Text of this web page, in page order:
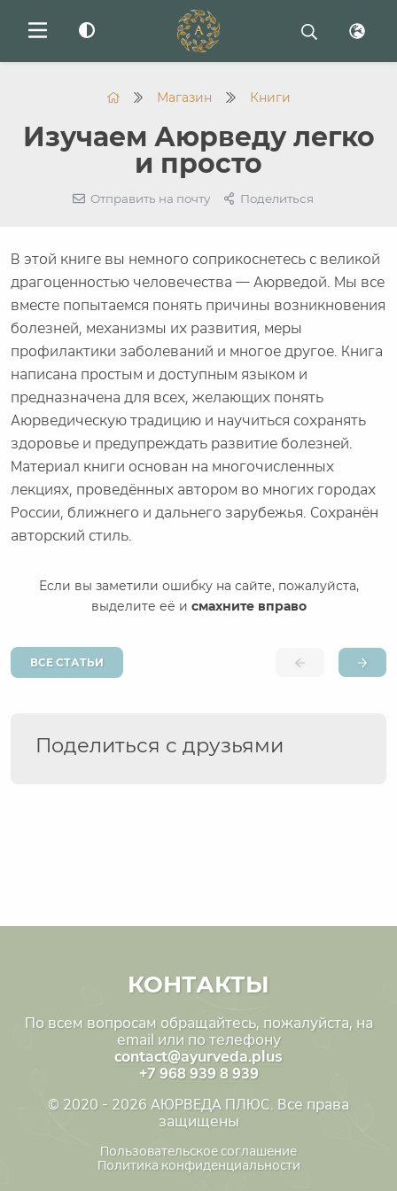
Магазин Книги
Изучаем Аюрведу легко
и просто
Отправить на почту Поделиться
В этой книге вы немного соприкоснетесь с великой
драгоценностью человечества — Аюрведой. Мы все
вместе попытаемся понять причины возникновения
болезней, механизмы их развития, меры
профилактики заболеваний и многое другое. Книга
написана простым и доступным языком и
предназначена для всех, желающих понять
Аюрведическую традицию и научиться сохранять
здоровье и предупреждать развитие болезней.
Материал книги основан на многочисленных
лекциях, проведённых автором во многих городах
России, ближнего и дальнего зарубежья. Сохранён
авторский стиль.
Если вы заметили ошибку на сайте, пожалуйста,
выделите её и смахните вправо
ВСЕ СТАТЬИ
Поделиться с друзьями
КОНТАКТЫ
По всем вопросам обращайтесь, пожалуйста, на
email или по телефону
contact@ayurveda.plus
+7 968 939 8 939
© 2020 - 2026 АЮРВЕДА ПЛЮС. Все права
защищены
Пользовательское соглашение
Политика конфиденциальности